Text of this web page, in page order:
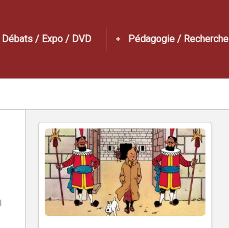
Débats / Expo / DVD Pédagogie / Recherche